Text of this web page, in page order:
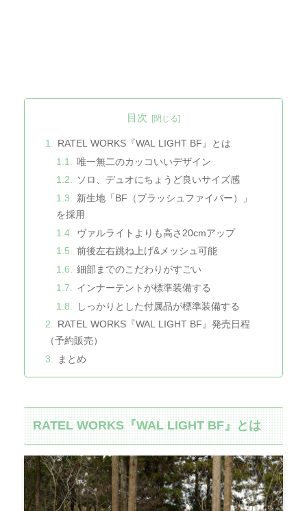
目次
RATEL WORKS『WAL LIGHT BF』とは
唯一無二のカッコいいデザイン
ソロ、デュオにちょうど良いサイズ感
新生地「BF（ブラッシュファイバー）」
を採用
ヴァルライトよりも高さ20cmアップ
前後左右跳ね上げ&メッシュ可能
細部までのこだわりがすごい
インナーテントが標準装備する
しっかりとした付属品が標準装備する
RATEL WORKS『WAL LIGHT BF』発売日程
（予約販売）
まとめ
RATEL WORKS『WAL LIGHT BF』とは